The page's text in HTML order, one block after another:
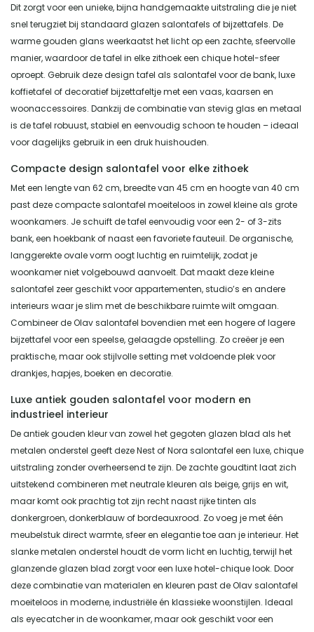
Dit zorgt voor een unieke, bijna handgemaakte uitstraling die je niet
snel terugziet bij standaard glazen salontafels of bijzettafels. De
warme gouden glans weerkaatst het licht op een zachte, sfeervolle
manier, waardoor de tafel in elke zithoek een chique hotel-sfeer
oproept. Gebruik deze design tafel als salontafel voor de bank, luxe
koffietafel of decoratief bijzettafeltje met een vaas, kaarsen en
woonaccessoires. Dankzij de combinatie van stevig glas en metaal
is de tafel robuust, stabiel en eenvoudig schoon te houden – ideaal
voor dagelijks gebruik in een druk huishouden.
Compacte design salontafel voor elke zithoek
Met een lengte van 62 cm, breedte van 45 cm en hoogte van 40 cm
past deze compacte salontafel moeiteloos in zowel kleine als grote
woonkamers. Je schuift de tafel eenvoudig voor een 2- of 3-zits
bank, een hoekbank of naast een favoriete fauteuil. De organische,
langgerekte ovale vorm oogt luchtig en ruimtelijk, zodat je
woonkamer niet volgebouwd aanvoelt. Dat maakt deze kleine
salontafel zeer geschikt voor appartementen, studio’s en andere
interieurs waar je slim met de beschikbare ruimte wilt omgaan.
Combineer de Olav salontafel bovendien met een hogere of lagere
bijzettafel voor een speelse, gelaagde opstelling. Zo creëer je een
praktische, maar ook stijlvolle setting met voldoende plek voor
drankjes, hapjes, boeken en decoratie.
Luxe antiek gouden salontafel voor modern en
industrieel interieur
De antiek gouden kleur van zowel het gegoten glazen blad als het
metalen onderstel geeft deze Nest of Nora salontafel een luxe, chique
uitstraling zonder overheersend te zijn. De zachte goudtint laat zich
uitstekend combineren met neutrale kleuren als beige, grijs en wit,
maar komt ook prachtig tot zijn recht naast rijke tinten als
donkergroen, donkerblauw of bordeauxrood. Zo voeg je met één
meubelstuk direct warmte, sfeer en elegantie toe aan je interieur. Het
slanke metalen onderstel houdt de vorm licht en luchtig, terwijl het
glanzende glazen blad zorgt voor een luxe hotel-chique look. Door
deze combinatie van materialen en kleuren past de Olav salontafel
moeiteloos in moderne, industriële én klassieke woonstijlen. Ideaal
als eyecatcher in de woonkamer, maar ook geschikt voor een